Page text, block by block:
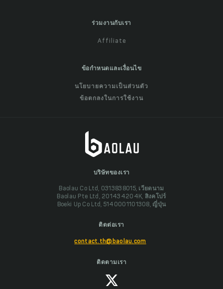
ร่วมงานกับเรา
Affiliate
ข้อกำหนดและเงื่อนไข
นโยบายความเป็นส่วนตัว
ข้อตกลงในการใช้งาน
บริษัทของเรา
Baolau Co Ltd, 0313838015, เวียดนาม
Baolau Pte Ltd, 201434204K, สิงคโปร์
Boeki Up Co Ltd, 5140001101308, ญี่ปุ่น
ติดต่อเรา
contact.th@baolau.com
ติดตามเรา